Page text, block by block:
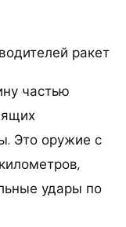
ракет
частью
Это оружие с
удары по